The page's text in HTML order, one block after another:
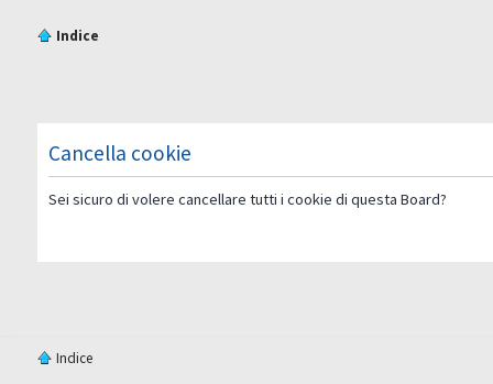
Indice
Cancella cookie
Sei sicuro di volere cancellare tutti i cookie di questa Board?
Indice